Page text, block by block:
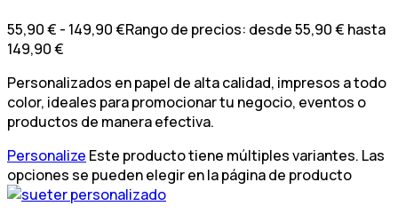
55,90€ - 149,90€Rango de precios: desde 55,90 € hasta
149,90 €
Personalizados en papel de alta calidad, impresos a todo
color, ideales para promocionar tu negocio, eventos o
productos de manera efectiva.
Personalize Este producto tiene múltiples variantes. Las
opciones se pueden elegir en la página de producto